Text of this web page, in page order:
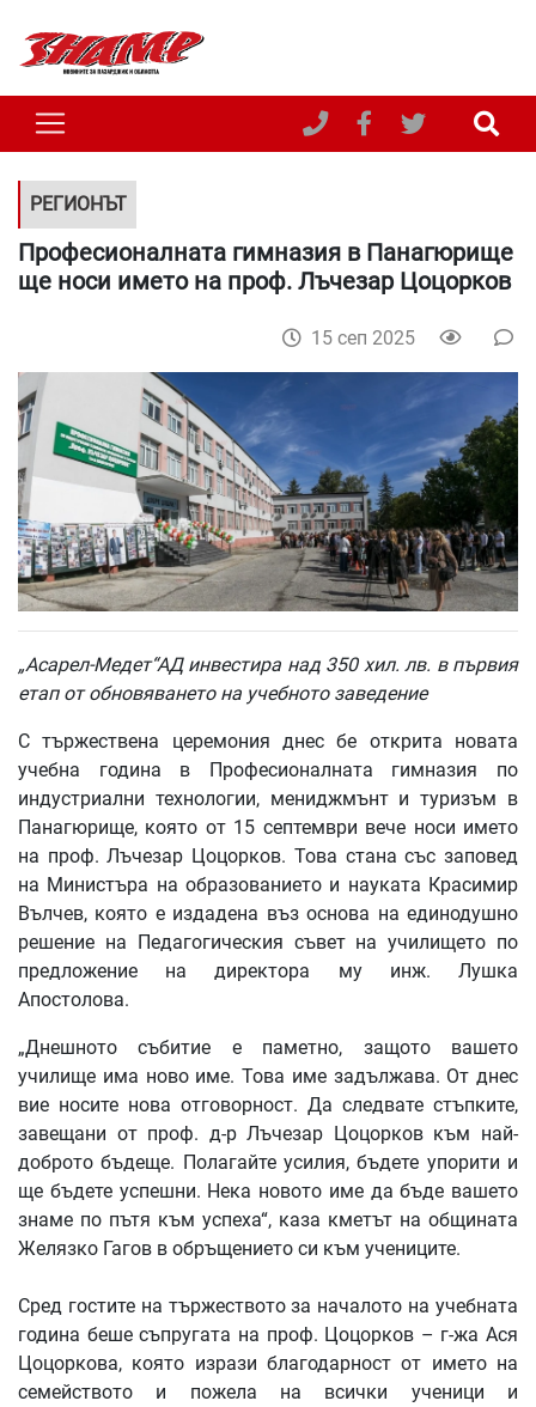
РЕГИОНЪТ
Професионалната гимназия в Панагюрище
ще носи името на проф. Лъчезар Цоцорков
15 сеп 2025
„Асарел-Медет“АД инвестира над 350 хил. лв. в първия
етап от обновяването на учебното заведение
С тържествена церемония днес бе открита новата
учебна година в Професионалната гимназия по
индустриални технологии, мениджмънт и туризъм в
Панагюрище, която от 15 септември вече носи името
на проф. Лъчезар Цоцорков. Това стана със заповед
на Министъра на образованието и науката Красимир
Вълчев, която е издадена въз основа на единодушно
решение на Педагогическия съвет на училището по
предложение на директора му инж. Лушка
Апостолова.
„Днешното събитие е паметно, защото вашето
училище има ново име. Това име задължава. От днес
вие носите нова отговорност. Да следвате стъпките,
завещани от проф. д-р Лъчезар Цоцорков към най-
доброто бъдеще. Полагайте усилия, бъдете упорити и
ще бъдете успешни. Нека новото име да бъде вашето
знаме по пътя към успеха“, каза кметът на общината
Желязко Гагов в обръщението си към учениците.
Сред гостите на тържеството за началото на учебната
година беше съпругата на проф. Цоцорков – г-жа Ася
Цоцоркова, която изрази благодарност от името на
семейството и пожела на всички ученици и